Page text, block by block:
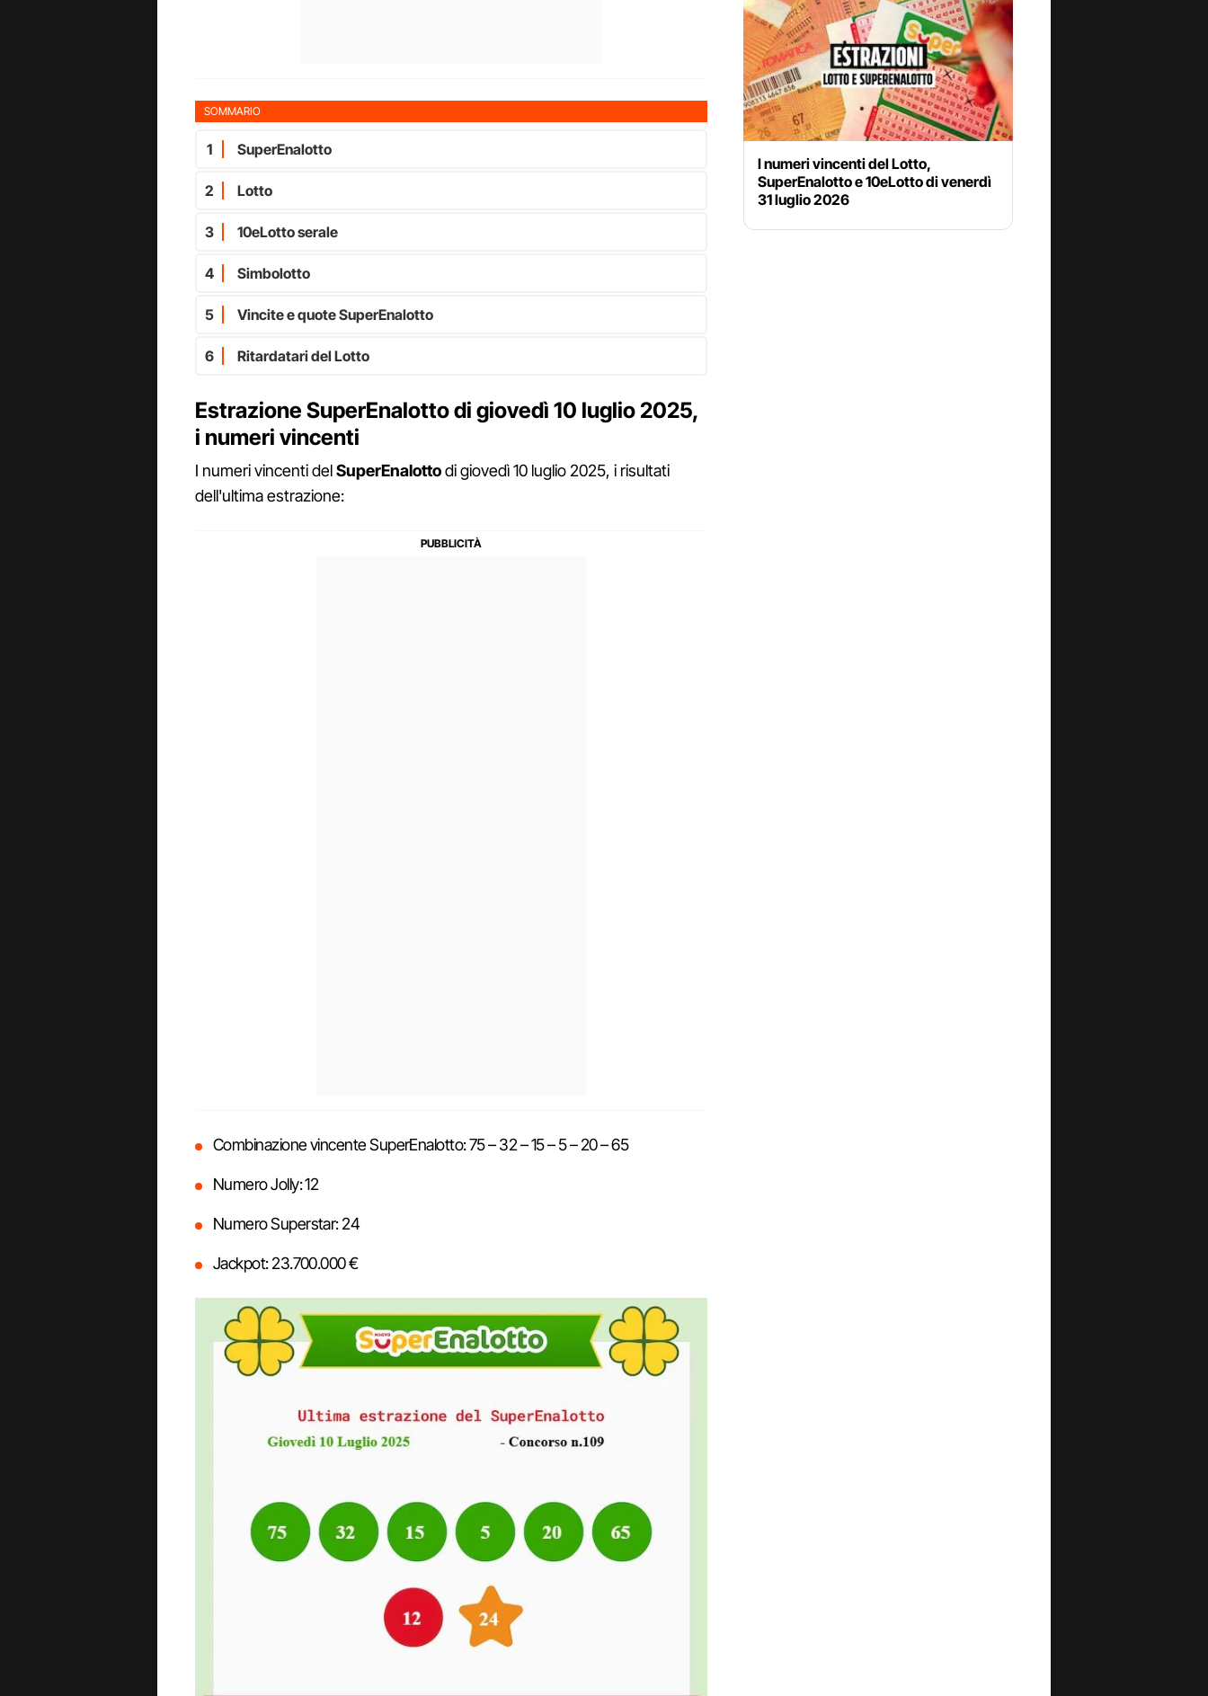
SOMMARIO
1 SuperEnalotto
2 Lotto
3 10eLotto serale
4 Simbolotto
5 Vincite e quote SuperEnalotto
6 Ritardatari del Lotto
Estrazione SuperEnalotto di giovedì 10 luglio 2025,
i numeri vincenti
I numeri vincenti delSuperEnalottodi giovedì 10 luglio 2025, i risultati
dell'ultima estrazione:
Combinazione vincente SuperEnalotto: 75 – 32 – 15 – 5 – 20 – 65
Numero Jolly: 12
Numero Superstar: 24
Jackpot: 23.700.000 €
I numeri vincenti del Lotto,
SuperEnalotto e 10eLotto di venerdì
31 luglio 2026